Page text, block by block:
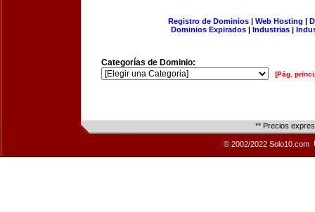
Registro de Dominios| Web Hosting |
Dominios Expirados | Industrias |
Categorías de Dominio:
[Pág.
** Precios
© 2002/2022 Solo10.com